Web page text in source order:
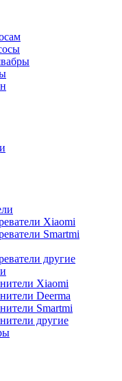
Xiaomi
Smartmi
другие
Xiaomi
Deerma
Smartmi
другие